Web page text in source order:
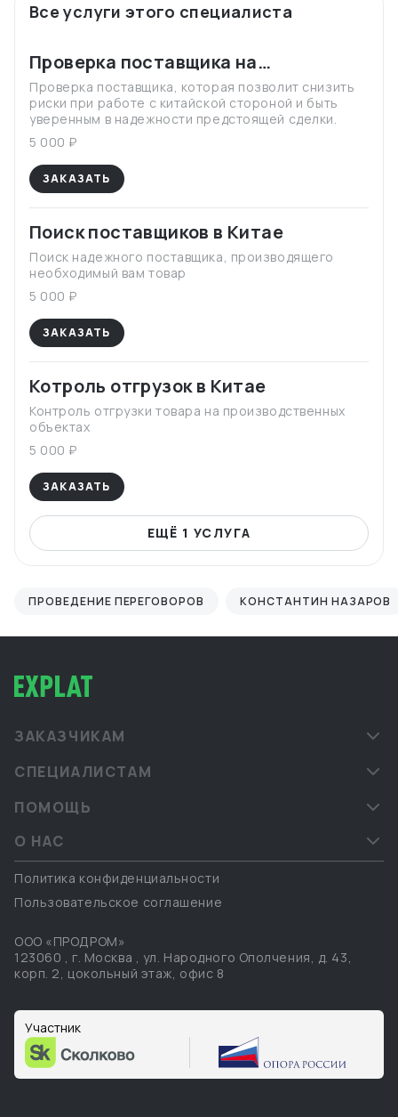
Все услуги этого специалиста
Проверка поставщика на
благонадёжность
Проверка поставщика, которая позволит снизить
риски при работе с китайской стороной и быть
уверенным в надежности предстоящей сделки.
5 000 ₽
ЗАКАЗАТЬ
Поиск поставщиков в Китае
Поиск надежного поставщика, производящего
необходимый вам товар
5 000 ₽
ЗАКАЗАТЬ
Котроль отгрузок в Китае
Контроль отгрузки товара на производственных
объектах
5 000 ₽
ЗАКАЗАТЬ
ЕЩЁ 1 УСЛУГА
ПРОВЕДЕНИЕ ПЕРЕГОВОРОВ КОНСТАНТИН НАЗАРОВ
ЗАКАЗЧИКАМ
СПЕЦИАЛИСТАМ
ПОМОЩЬ
О НАС
Политика конфиденциальности
Пользовательское соглашение
ООО «ПРОДРОМ»
123060 , г. Москва , ул. Народного Ополчения, д. 43,
корп. 2, цокольный этаж, офис 8
Участник